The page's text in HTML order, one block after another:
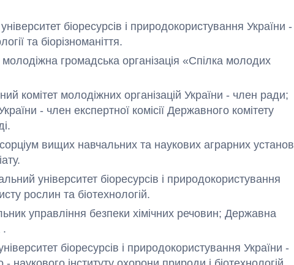
біоресурсів і природокористування України -
та біорізноманіття.
громадська організація «Спілка молодих
комітет молодіжних організацій України - член ради;
- член експертної комісії Державного комітету
вищих навчальних та наукових аграрних установ
університет біоресурсів і природокористування
рослин та біотехнологій.
управління безпеки хімічних речовин; Державна
.
біоресурсів і природокористування України -